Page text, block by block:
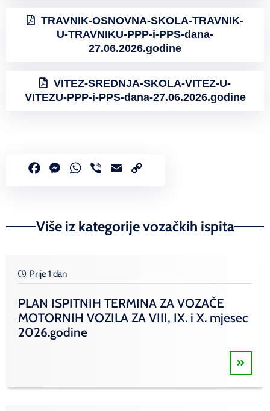
TRAVNIK-OSNOVNA-SKOLA-TRAVNIK-
U-TRAVNIKU-PPP-i-PPS-dana-
27.06.2026.godine
VITEZ-SREDNJA-SKOLA-VITEZ-U-
VITEZU-PPP-i-PPS-dana-27.06.2026.godine
FacebookMessenger
WhatsApp
Viber Email
Više iz kategorije vozačkih ispita
Prije 1 dan
PLAN ISPITNIH TERMINA ZA VOZAČE
MOTORNIH VOZILA ZA VIII, IX. i X. mjesec
2026.godine